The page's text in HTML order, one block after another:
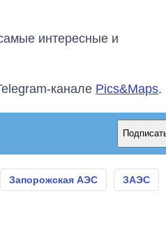
интересные и
канале Pics&Maps.
Запорожская АЭС ЗАЭС